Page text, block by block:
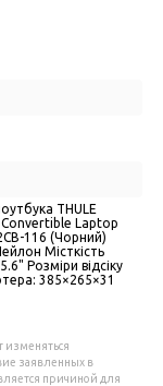
THULE
Laptop
116 (Чорний)
Місткість
Розміри відсіку
385×265×31
изменяться
заявленных в
причиной для